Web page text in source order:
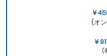
¥
(オ
¥
(